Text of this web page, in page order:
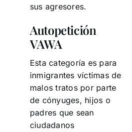
sus agresores.
Autopetición
VAWA
Esta categoría es para
inmigrantes víctimas de
malos tratos por parte
de cónyuges, hijos o
padres que sean
ciudadanos